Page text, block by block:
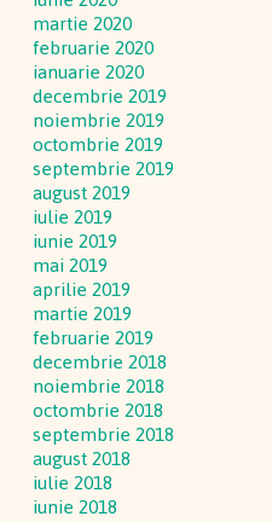
martie 2020
februarie 2020
ianuarie 2020
decembrie 2019
noiembrie 2019
octombrie 2019
septembrie 2019
august 2019
iulie 2019
iunie 2019
mai 2019
aprilie 2019
martie 2019
februarie 2019
decembrie 2018
noiembrie 2018
octombrie 2018
septembrie 2018
august 2018
iulie 2018
iunie 2018